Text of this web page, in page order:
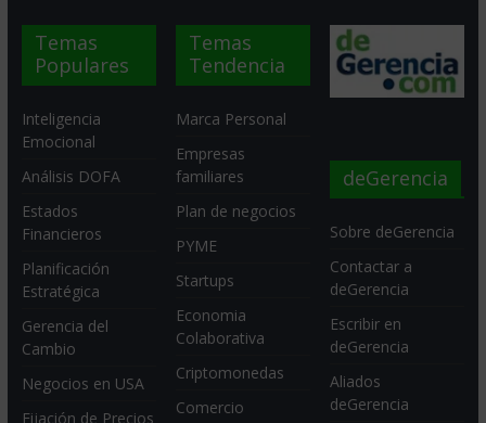
Temas
Populares
Inteligencia
Emocional
Análisis DOFA
Estados
Financieros
Planificación
Estratégica
Gerencia del
Cambio
Negocios en USA
Fijación de Precios
Temas
Tendencia
Marca Personal
Empresas
familiares
Plan de negocios
PYME
Startups
Economia
Colaborativa
Criptomonedas
Comercio
deGerencia
Sobre deGerencia
Contactar a
deGerencia
Escribir en
deGerencia
Aliados
deGerencia